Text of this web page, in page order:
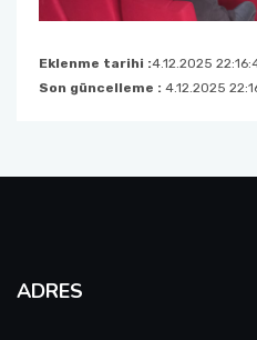
Eklenme tarihi :4.12.2025
Son güncelleme : 4.12.2025
ADRES